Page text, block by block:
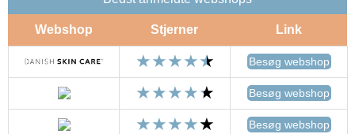
Webshop Stjerner Link
Besøg webshop
Besøg webshop
Besøg webshop